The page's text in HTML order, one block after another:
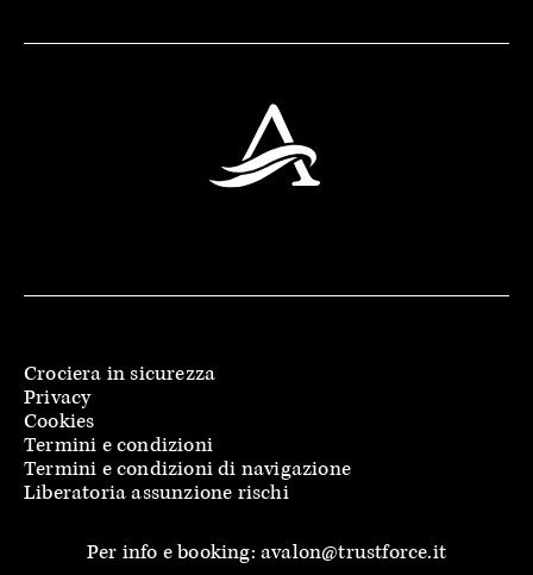
Crociera in sicurezza
Privacy
Cookies
Termini e condizioni
Termini e condizioni di navigazione
Liberatoria assunzione rischi
Per info e booking: avalon@trustforce.it